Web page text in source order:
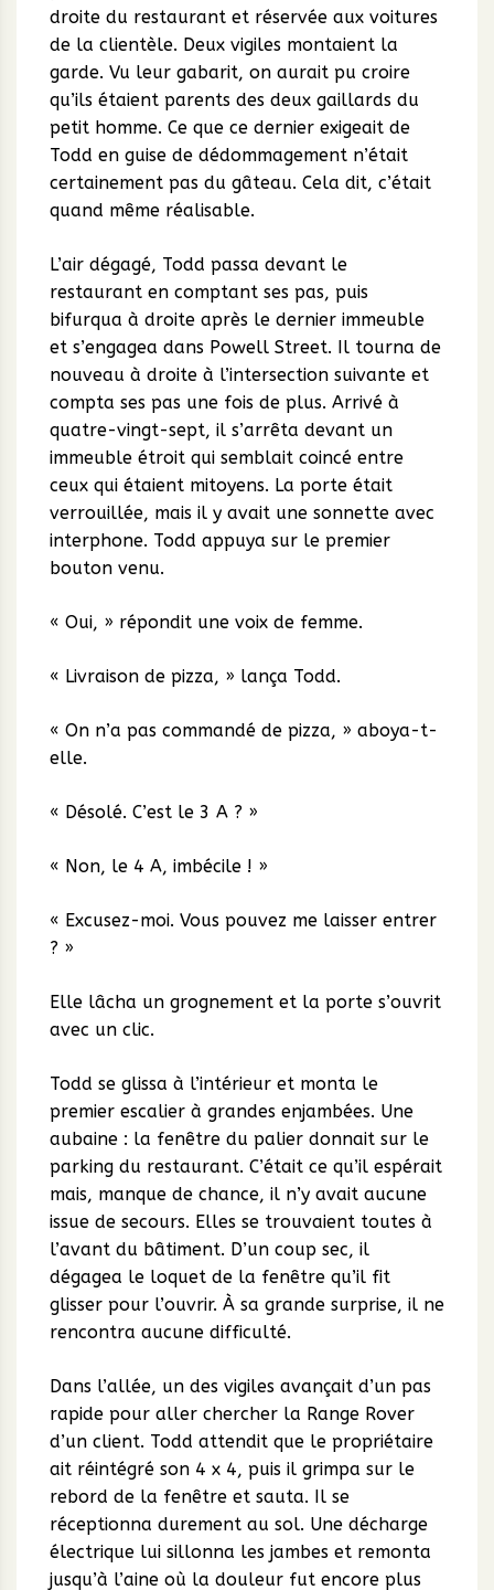
droite du restaurant et réservée aux voitures
de la clientèle. Deux vigiles montaient la
garde. Vu leur gabarit, on aurait pu croire
qu’ils étaient parents des deux gaillards du
petit homme. Ce que ce dernier exigeait de
Todd en guise de dédommagement n’était
certainement pas du gâteau. Cela dit, c’était
quand même réalisable.
L’air dégagé, Todd passa devant le
restaurant en comptant ses pas, puis
bifurqua à droite après le dernier immeuble
et s’engagea dans Powell Street. Il tourna de
nouveau à droite à l’intersection suivante et
compta ses pas une fois de plus. Arrivé à
quatre-vingt-sept, il s’arrêta devant un
immeuble étroit qui semblait coincé entre
ceux qui étaient mitoyens. La porte était
verrouillée, mais il y avait une sonnette avec
interphone. Todd appuya sur le premier
bouton venu.
« Oui, » répondit une voix de femme.
« Livraison de pizza, » lança Todd.
« On n’a pas commandé de pizza, » aboya-t-
elle.
« Désolé. C’est le 3 A ? »
« Non, le 4 A, imbécile ! »
« Excusez-moi. Vous pouvez me laisser entrer
? »
Elle lâcha un grognement et la porte s’ouvrit
avec un clic.
Todd se glissa à l’intérieur et monta le
premier escalier à grandes enjambées. Une
aubaine : la fenêtre du palier donnait sur le
parking du restaurant. C’était ce qu’il espérait
mais, manque de chance, il n’y avait aucune
issue de secours. Elles se trouvaient toutes à
l’avant du bâtiment. D’un coup sec, il
dégagea le loquet de la fenêtre qu’il fit
glisser pour l’ouvrir. À sa grande surprise, il ne
rencontra aucune difficulté.
Dans l’allée, un des vigiles avançait d’un pas
rapide pour aller chercher la Range Rover
d’un client. Todd attendit que le propriétaire
ait réintégré son 4 x 4, puis il grimpa sur le
rebord de la fenêtre et sauta. Il se
réceptionna durement au sol. Une décharge
électrique lui sillonna les jambes et remonta
jusqu’à l’aine où la douleur fut encore plus